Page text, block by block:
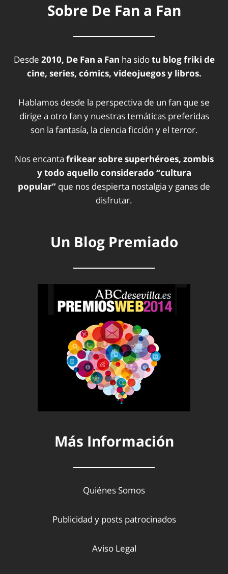
Sobre De Fan a Fan
Desde 2010, De Fan a Fan ha sidotu blog friki de
cine, series, cómics, videojuegos y libros.
Hablamos desde la perspectiva de un fan que se
dirige a otro fan y nuestras temáticas preferidas
son la fantasía, la ciencia ficción y el terror.
Nos encanta frikear sobre superhéroes, zombis
y todo aquello considerado “cultura
popular” que nos despierta nostalgia y ganas de
disfrutar.
Un Blog Premiado
Más Información
Quiénes Somos
Publicidad y posts patrocinados
Aviso Legal